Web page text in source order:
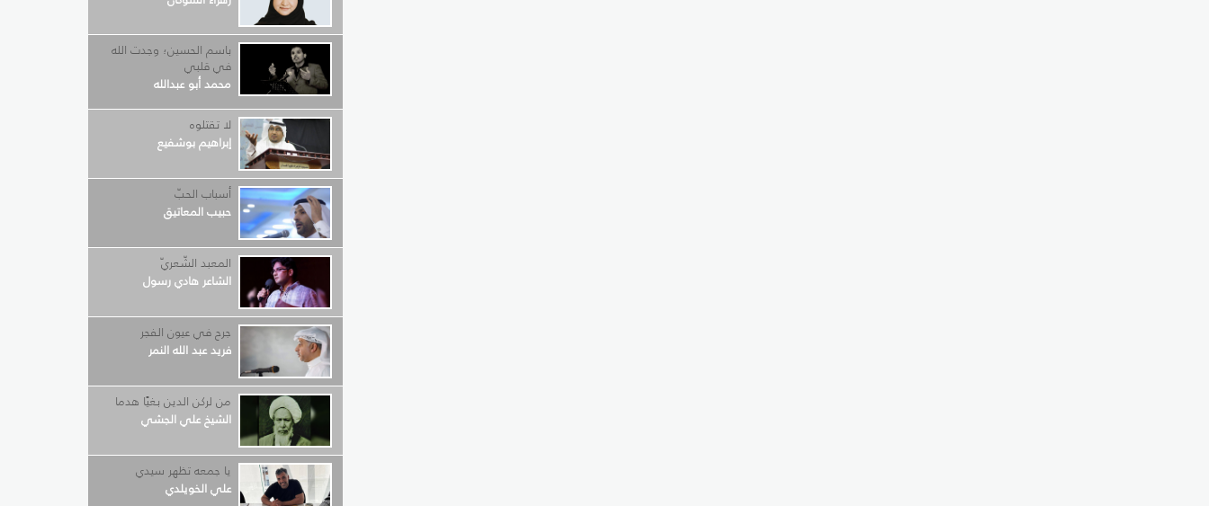
باسم الحسين؛ وجدت الله
في قلبي
محمد أبو عبدالله
لا تقتلوه
إبراهيم بوشفيع
أسباب الحبّ
حبيب المعاتيق
المعبد الشّعريّ
الشاعر هادي رسول
جرح في عيون الفجر
فريد عبد الله النمر
من لركن الدين بغيًا هدما
الشيخ علي الجشي
يا جمعه تظهر سيدي
علي الخويلدي